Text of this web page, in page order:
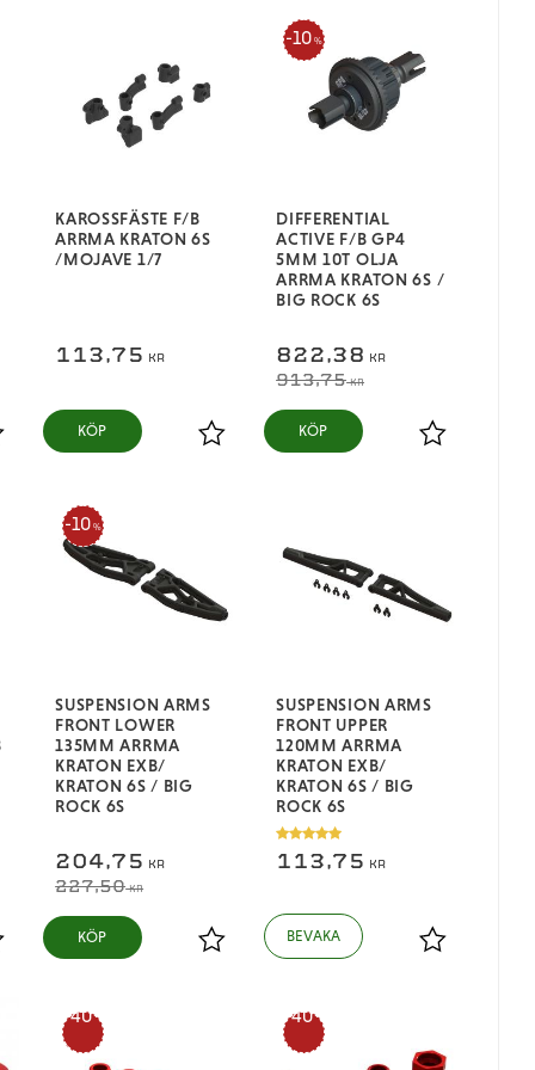
till i favoriter
KAROSSFÄSTE F/B
ARRMA KRATON 6S
/MOJAVE 1/7
113,75 KR
Lägg till i favoriter
KÖP
DIFFERENTIAL
ACTIVE F/B GP4
5MM 10T OLJA
ARRMA KRATON 6S /
BIG ROCK 6S
822,38 KR
913,75KR
10 %
Lägg till i
KÖP
till i favoriter
SUSPENSION ARMS
FRONT LOWER
135MM ARRMA
KRATON EXB/
KRATON 6S / BIG
ROCK 6S
204,75 KR
227,50KR
10 %
Lägg till i favoriter
KÖP
SUSPENSION ARMS
FRONT UPPER
120MM ARRMA
KRATON EXB/
KRATON 6S / BIG
ROCK 6S
113,75 KR
Lägg till i
40
%
40
%